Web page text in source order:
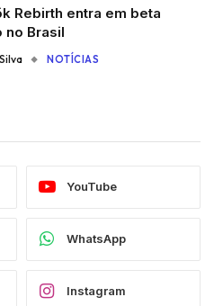
Rebirth entra em beta
no Brasil
NOTÍCIAS
YouTube
WhatsApp
Instagram